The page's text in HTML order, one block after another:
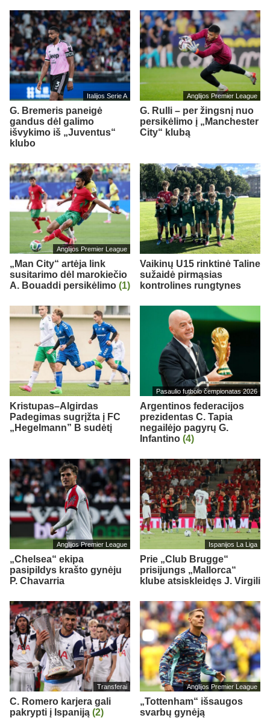
Italijos Serie A
G. Bremeris paneigė
gandus dėl galimo
išvykimo iš „Juventus“
klubo
Anglijos Premier League
G. Rulli – per žingsnį nuo
persikėlimo į „Manchester
City“ klubą
Anglijos Premier League
„Man City“ artėja link
susitarimo dėl marokiečio
A. Bouaddi persikėlimo (1)
Vaikinų U15 rinktinė Taline
sužaidė pirmąsias
kontrolines rungtynes
Kristupas–Algirdas
Padegimas sugrįžta į FC
„Hegelmann” B sudėtį
Pasaulio futbolo čempionatas 2026
Argentinos federacijos
prezidentas C. Tapia
negailėjo pagyrų G.
Infantino (4)
Anglijos Premier League
„Chelsea“ ekipa
pasipildys krašto gynėju
P. Chavarria
Ispanijos La Liga
Prie „Club Brugge“
prisijungs „Mallorca“
klube atsiskleidęs J. Virgili
Transferai
C. Romero karjera gali
pakrypti į Ispaniją (2)
Anglijos Premier League
„Tottenham“ išsaugos
svarbų gynėją